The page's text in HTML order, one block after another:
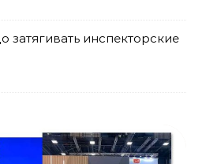
затягивать инспекторские